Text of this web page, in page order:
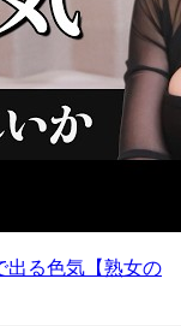
出る色気【熟女の